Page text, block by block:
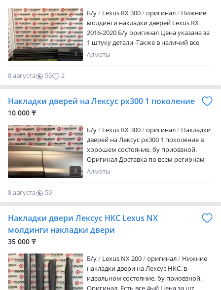
3
Б/y Lexus RX 300 оригинал
Нижние
молдинги накладки дверей Lexus RX
2016-2020 Б/у оригинал Цена указана за
1 штуку детали -Также в наличий все
запчaсти, б/у оригинал, привозной
Алматы
8 августа 55 2
Накладки дверей на Лексус рх300 1 поколение
10 000 ₸
3
Б/y Lexus RX 300 оригинал
Накладки
дверей на Лексус рх300 1 поколение в
хорошем состояние, бу приовзной.
Оригинал Доставка по всем регионам
Алматы
8 августа
59
0
Накладки двери Лексус НКС Lexus NX
молдинги накладки двери
35 000 ₸
Б/y Lexus NX 200 оригинал
Нижние
накладки двери на Лексус НКС, в
идеальном состояние, бу приовзной.
Оригинал, Есть все 4ый Цена за шт